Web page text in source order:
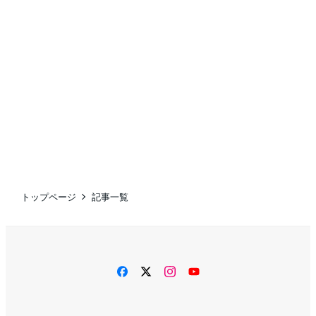
トップページ 記事一覧
facebooktwitterinstagram
YouTube